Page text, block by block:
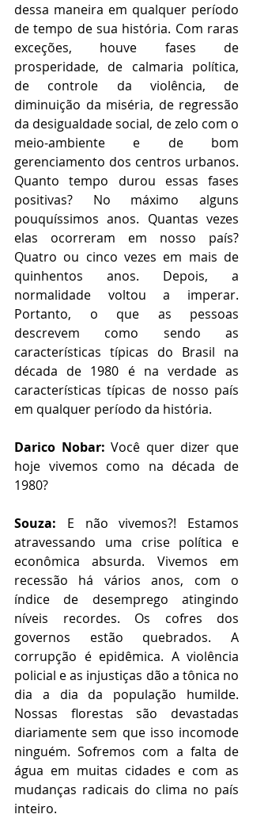
dessa maneira em qualquer período
de tempo de sua história. Com raras
exceções, houve fases de
prosperidade, de calmaria política,
de controle da violência, de
diminuição da miséria, de regressão
da desigualdade social, de zelo com o
meio-ambiente e de bom
gerenciamento dos centros urbanos.
Quanto tempo durou essas fases
positivas? No máximo alguns
pouquíssimos anos. Quantas vezes
elas ocorreram em nosso país?
Quatro ou cinco vezes em mais de
quinhentos anos. Depois, a
normalidade voltou a imperar.
Portanto, o que as pessoas
descrevem como sendo as
características típicas do Brasil na
década de 1980 é na verdade as
características típicas de nosso país
em qualquer período da história.
Darico Nobar: Você quer dizer que
hoje vivemos como na década de
1980?
Souza: E não vivemos?! Estamos
atravessando uma crise política e
econômica absurda. Vivemos em
recessão há vários anos, com o
índice de desemprego atingindo
níveis recordes. Os cofres dos
governos estão quebrados. A
corrupção é epidêmica. A violência
policial e as injustiças dão a tônica no
dia a dia da população humilde.
Nossas florestas são devastadas
diariamente sem que isso incomode
ninguém. Sofremos com a falta de
água em muitas cidades e com as
mudanças radicais do clima no país
inteiro.